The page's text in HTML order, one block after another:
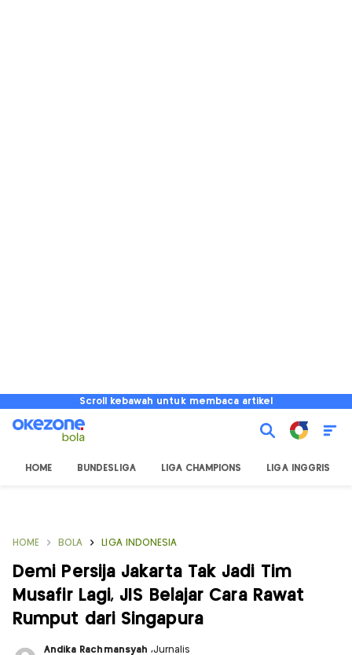
Scroll kebawah untuk membaca artikel
HOME BUNDESLIGA LIGA CHAMPIONS LIGA INGGRIS
HOME BOLA LIGA INDONESIA
Demi Persija Jakarta Tak Jadi Tim
Musafir Lagi, JIS Belajar Cara Rawat
Rumput dari Singapura
Andika Rachmansyah ,Jurnalis